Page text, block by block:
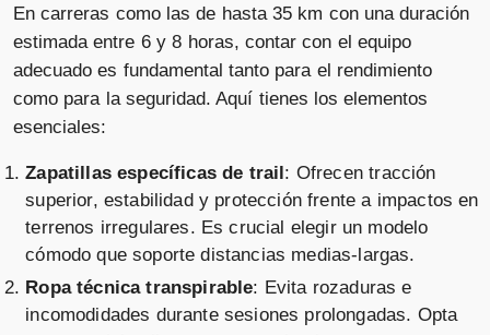
En carreras como las de hasta 35 km con una duración
estimada entre 6 y 8 horas, contar con el equipo
adecuado es fundamental tanto para el rendimiento
como para la seguridad. Aquí tienes los elementos
esenciales:
Zapatillas específicas de trail : Ofrecen tracción
superior, estabilidad y protección frente a impactos en
terrenos irregulares. Es crucial elegir un modelo
cómodo que soporte distancias medias-largas.
Ropa técnica transpirable: Evita rozaduras e
incomodidades durante sesiones prolongadas. Opta